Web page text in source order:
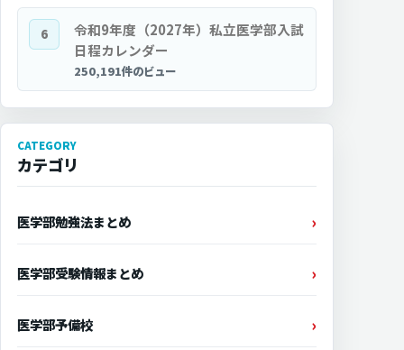
6
令和9年度（2027年）私立医学部入試
日程カレンダー
250,191件のビュー
CATEGORY
カテゴリ
医学部勉強法まとめ
医学部受験情報まとめ
医学部予備校